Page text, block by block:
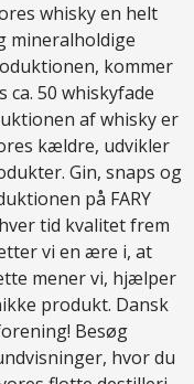
whisky en helt
mineralholdige
kommer
ca. 50 whiskyfade
af whisky er
kældre, udvikler
Gin, snaps og
på FARY
tid kvalitet frem
vi en ære i, at
mener vi, hjælper
produkt. Dansk
Besøg
hvor du